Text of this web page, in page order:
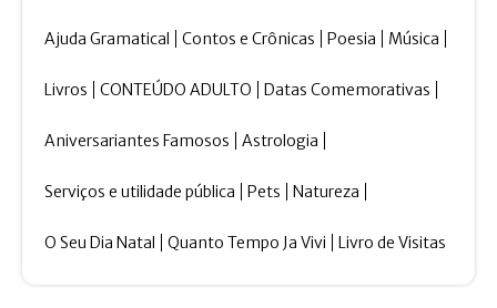
Ajuda Gramatical Contos e Crônicas Poesia Música
Livros CONTEÚDO ADULTO Datas Comemorativas
Aniversariantes Famosos Astrologia
Serviços e utilidade pública Pets Natureza
O Seu Dia Natal Quanto Tempo Ja Vivi Livro de Visitas